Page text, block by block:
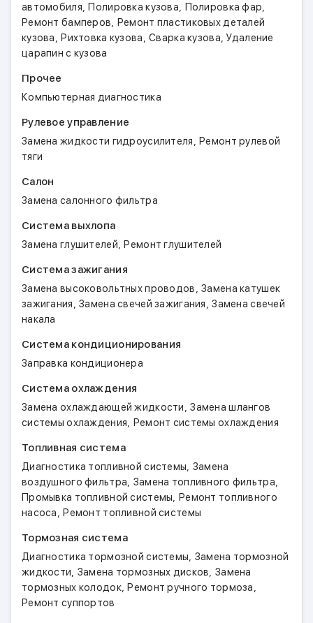
автомобиля,Полировка кузова, Полировка фар,
Ремонт бамперов, Ремонт пластиковых деталей
кузова,Рихтовка кузова,Сварка кузова,Удаление
царапин с кузова
Прочее
Компьютерная диагностика
Рулевое управление
Замена жидкости гидроусилителя,Ремонт рулевой
тяги
Салон
Замена салонного фильтра
Система выхлопа
Замена глушителей,Ремонт глушителей
Система зажигания
Замена высоковольтных проводов,Замена катушек
зажигания,Замена свечей зажигания,Замена свечей
накала
Система кондиционирования
Заправка кондиционера
Система охлаждения
Замена охлаждающей жидкости,Замена шлангов
системы охлаждения, Ремонт системы охлаждения
Топливная система
Диагностика топливной системы, Замена
воздушного фильтра, Замена топливного фильтра,
Промывка топливной системы, Ремонт топливного
насоса,Ремонт топливной системы
Тормозная система
Диагностика тормозной системы, Замена тормозной
жидкости, Замена тормозных дисков, Замена
тормозных колодок,Ремонт ручного тормоза,
Ремонт суппортов